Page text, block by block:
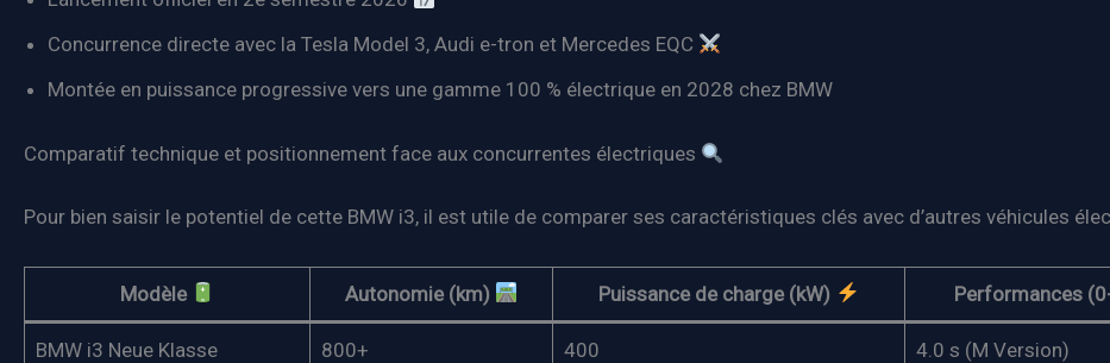
Concurrence directe avec la Tesla Model 3, Audi e-tron et Mercedes EQC
Montée en puissance progressive vers une gamme 100 % électrique en 2028 chez BMW
Comparatif technique et positionnement face aux concurrentes électriques
Pour bien saisir le potentiel de cette BMW i3, il est utile de comparer ses caractéristiques clés avec d’autres véhicules
Modèle Autonomie (km) Puissance de charge (kW) Performances
BMW i3 Neue Klasse 800+ 400 4.0 s (M Version)